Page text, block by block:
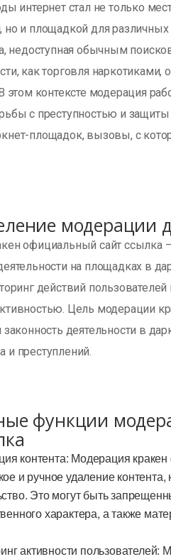
интернет стал не только
и площадкой для
недоступная обычным
как торговля
этом контексте модерация
с преступностью и
площадок, вызовы, с
модерации
официальный сайт ссылка
на площадках в
действий
Цель модерации
законность деятельности в
и преступлений.
функции
контента: Модерация
и ручное удаление
Это могут быть
характера, а также
активности